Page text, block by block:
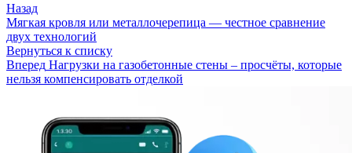
Назад
Мягкая кровля или металлочерепица — честное сравнение
двух технологий
Вернуться к списку
Вперед Нагрузки на газобетонные стены – просчёты, которые
нельзя компенсировать отделкой